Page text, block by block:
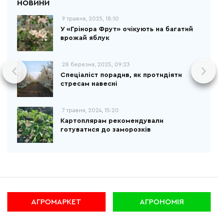
9 травня, 2025, 18:10
У «Грінора Фрут» очікують на багатий
врожай яблук
28 березня, 2025, 09:23
Спеціаліст порадив, як протидіяти
стресам навесні
7 травня, 2024, 15:20
Картоплярам рекомендували
готуватися до заморозків
АГРОМАРКЕТ АГРОНОМІЯ